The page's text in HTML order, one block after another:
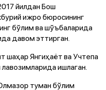
йилдан Бош
ижро бюросининг
бўлим ва шўъбаларида
давом эттирган.
шаҳар Янгиҳаёт ва Учтепа
ишлаган.
туман бўлим